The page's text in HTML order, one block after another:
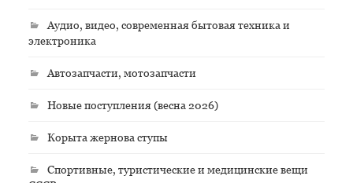
Аудио, видео, современная бытовая техника и
электроника
Автозапчасти, мотозапчасти
Новые поступления (весна 2026)
Корыта жернова ступы
Спортивные, туристические и медицинские вещи